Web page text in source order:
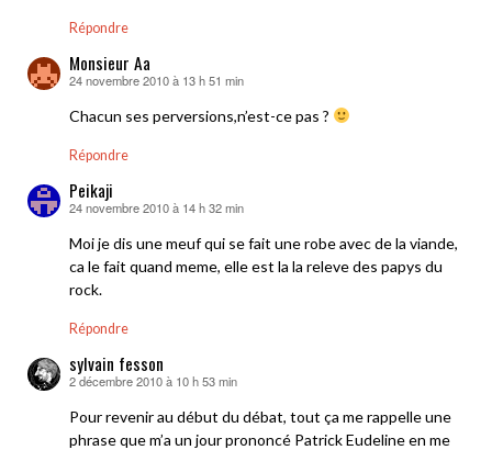
Répondre
Monsieur Aa
dit :
24 novembre 2010 à 13 h 51 min
Chacun ses perversions,n’est-ce pas ?
Répondre
Peikaji
dit :
24 novembre 2010 à 14 h 32 min
Moi je dis une meuf qui se fait une robe avec de la viande,
ca le fait quand meme, elle est la la releve des papys du
rock.
Répondre
sylvain fesson
dit :
2 décembre 2010 à 10 h 53 min
Pour revenir au début du débat, tout ça me rappelle une
phrase que m’a un jour prononcé Patrick Eudeline en me